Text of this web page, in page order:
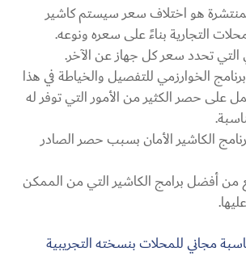
هو اختلاف سعر سيستم كاشير
التجارية بناءً على سعره ونوعه.
التي تحدد سعر كل جهاز عن الآخر.
الخوارزمي للتفصيل والخياطة في هذا
على حصر الكثير من الأمور التي توفر له
الكاشير الأمان بسبب حصر الصادر
من أفضل برامج الكاشير التي من الممكن
مجاني للمحلات بنسخته التجريبية